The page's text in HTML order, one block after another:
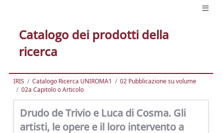
Catalogo dei prodotti della
ricerca
IRIS Catalogo Ricerca UNIROMA1
02 Pubblicazione su volume
02a Capitolo o Articolo
Drudo de Trivio e Luca di Cosma. Gli
artisti, le opere e il loro intervento a